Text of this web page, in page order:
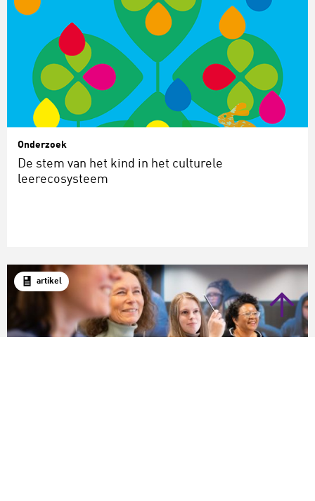
Onderzoek
De stem van het kind in het culturele
leerecosysteem
artikel